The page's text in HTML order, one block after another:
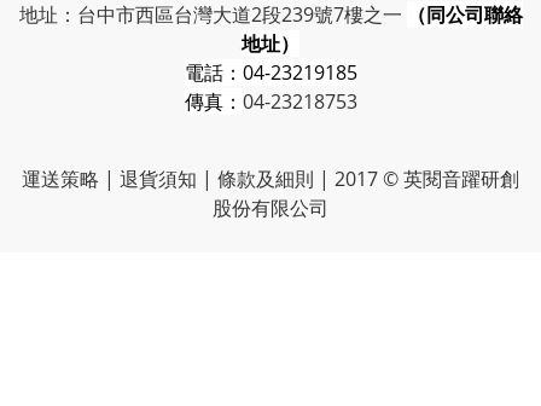
地址：台中市西區台灣大道2段239號7樓之一
（同公司聯絡
地址）
電話： 04-23219185
傳真： 04-23218753
運送策略 | 退貨須知 | 條款及細則 | 2017 © 英閱音躍研創
股份有限公司